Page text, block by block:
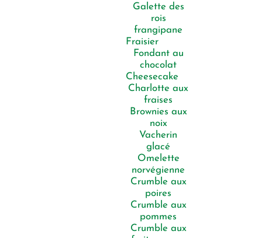
Galette des
rois
frangipane
Fraisier
Fondant au
chocolat
Cheesecake
Charlotte aux
fraises
Brownies aux
noix
Vacherin
glacé
Omelette
norvégienne
Crumble aux
poires
Crumble aux
pommes
Crumble aux